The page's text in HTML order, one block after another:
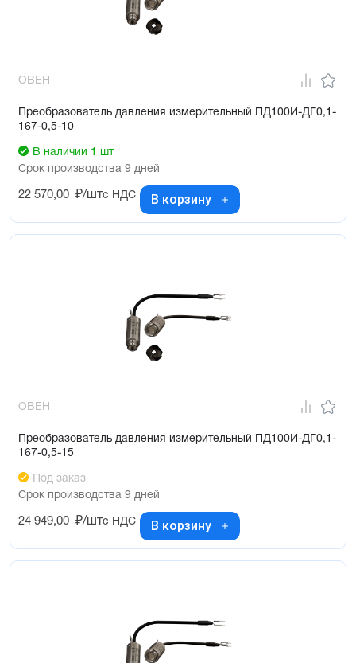
ОВЕН
Преобразователь давления измерительный ПД100И-ДГ0,1-
167-0,5-10
В наличии 1 шт
Срок производства 9 дней
22 570,00 ₽/штс НДС В корзину
ОВЕН
Преобразователь давления измерительный ПД100И-ДГ0,1-
167-0,5-15
Под заказ
Срок производства 9 дней
24 949,00 ₽/штс НДС В корзину